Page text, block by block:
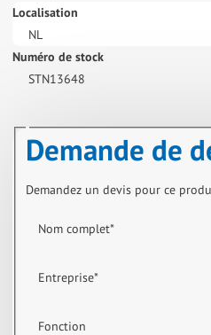
Localisation
NL
Numéro de stock
STN13648
Demande de
Demandez un devis pour ce
Nom complet*
Entreprise*
Fonction